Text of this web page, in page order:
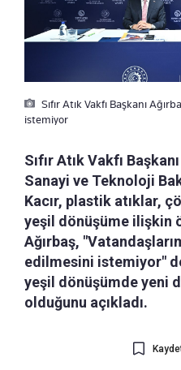
Sıfır Atık Vakfı Başkanı
istemiyor
Sıfır Atık Vakfı
Sanayi ve Teknoloji
Kacır, plastik atıklar,
yeşil dönüşüme ilişkin
Ağırbaş,
edilmesini istemiyor"
yeşil dönüşümde yeni
olduğunu açıkladı.